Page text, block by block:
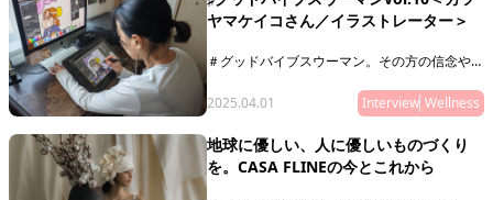
来の自分へと導く「Nu Frankincense」をご紹
きかけてくれる香りを楽しんで。
ヤマケイコさん／イラストレーター＞
＃グッドバイブスウーマン。その方の信念や生
をお届けします。本連載は、グッドバイブスな
友人・知人をご紹介していくリレー形式。第十
のカツヤマケイコさん。
2025.04.01 Interview Wellness
地球に優しい、人に優しいものづくり
を。CASA FLINEの今とこれから